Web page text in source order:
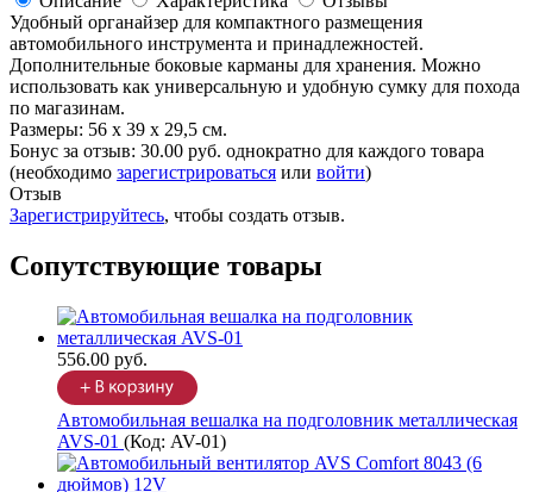
Удобный органайзер для компактного размещения
автомобильного инструмента и принадлежностей.
Дополнительные боковые карманы для хранения. Можно
использовать как универсальную и удобную сумку для похода
по магазинам.
Размеры: 56 х 39 х 29,5 см.
Бонус за отзыв: 30.00 руб. однократно для каждого товара
(необходимо зарегистрироваться или войти)
Отзыв
Зарегистрируйтесь, чтобы создать отзыв.
Сопутствующие товары
556.00 руб.
Автомобильная вешалка на подголовник металлическая
AVS-01 (Код: AV-01)